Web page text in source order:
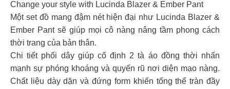
Change your style with Lucinda Blazer & Ember Pant
Một set đồ mang đậm nét hiện đại như Lucinda Blazer &
Ember Pant sẽ giúp mọi cô nàng nâng tầm phong cách
thời trang của bản thân.
Chi tiết phối dây giúp cố định 2 tà áo đồng thời nhấn
mạnh sự phóng khoáng và quyến rũ nơi diện mạo nàng.
Chất liệu dày dặn và đứng form khiến tổng thể tràn đầy